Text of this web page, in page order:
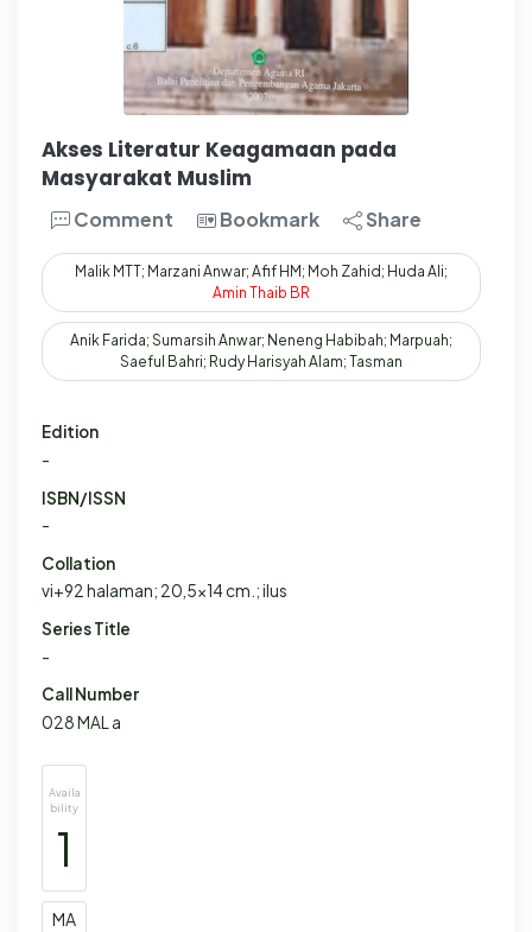
Akses Literatur Keagamaan pada
Masyarakat Muslim
Comment Bookmark Share
Malik MTT; Marzani Anwar; Afif HM; Moh Zahid; Huda Ali;
Amin Thaib BR
Anik Farida; Sumarsih Anwar; Neneng Habibah; Marpuah;
Saeful Bahri; Rudy Harisyah Alam; Tasman
Edition
-
ISBN/ISSN
-
Collation
vi+92 halaman; 20,5x14 cm.; ilus
Series Title
-
Call Number
028 MAL a
Availa
bility
1
MA